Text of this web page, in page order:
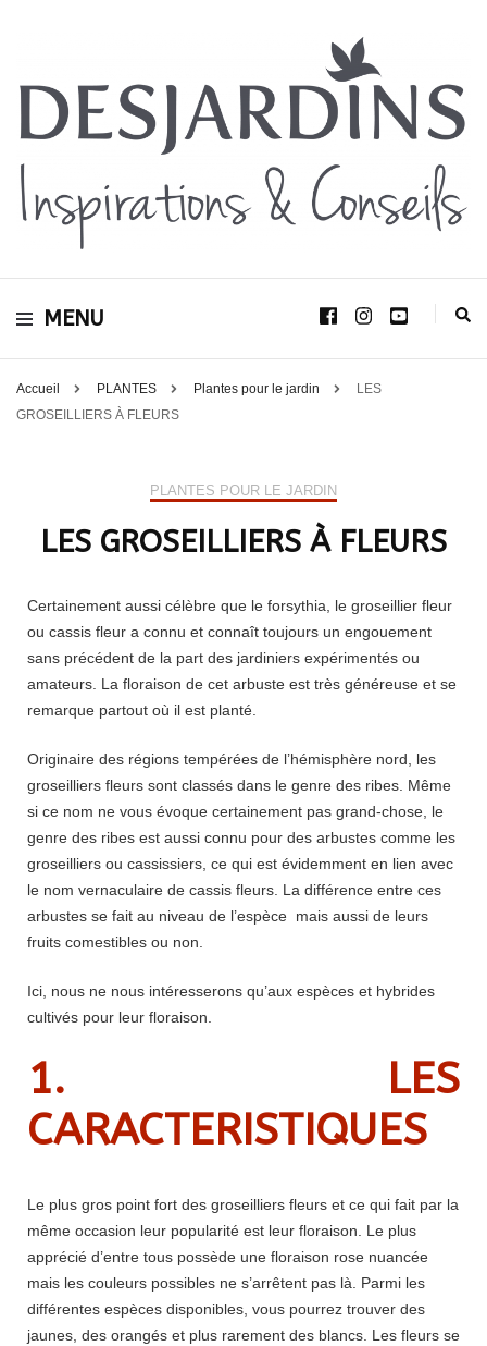
Desjardins
Inspirations &
Conseils
Avec le blog Desjardins, nous avons pour volonté de partager et de transmettre
d’aménagement d’intérieur et d’extérieur.
MENU
Accueil PLANTES Plantes pour le jardin
LES
GROSEILLIERS À FLEURS
PLANTES POUR LE JARDIN
LES GROSEILLIERS À FLEURS
Certainement aussi célèbre que le forsythia, le groseillier fleur
ou cassis fleur a connu et connaît toujours un engouement
sans précédent de la part des jardiniers expérimentés ou
amateurs. La floraison de cet arbuste est très généreuse et se
remarque partout où il est planté.
Originaire des régions tempérées de l’hémisphère nord, les
groseilliers fleurs sont classés dans le genre des ribes. Même
si ce nom ne vous évoque certainement pas grand-chose, le
genre des ribes est aussi connu pour des arbustes comme les
groseilliers ou cassissiers, ce qui est évidemment en lien avec
le nom vernaculaire de cassis fleurs. La différence entre ces
arbustes se fait au niveau de l’espèce mais aussi de leurs
fruits comestibles ou non.
Ici, nous ne nous intéresserons qu’aux espèces et hybrides
cultivés pour leur floraison.
1. LES
CARACTERISTIQUES
Le plus gros point fort des groseilliers fleurs et ce qui fait par la
même occasion leur popularité est leur floraison. Le plus
apprécié d’entre tous possède une floraison rose nuancée
mais les couleurs possibles ne s’arrêtent pas là. Parmi les
différentes espèces disponibles, vous pourrez trouver des
jaunes, des orangés et plus rarement des blancs. Les fleurs se